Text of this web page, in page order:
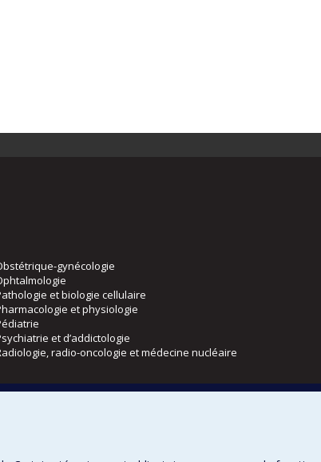
gynécologie
et biologie cellulaire
et physiologie
et d’addictologie
radio-oncologie et médecine nucléaire